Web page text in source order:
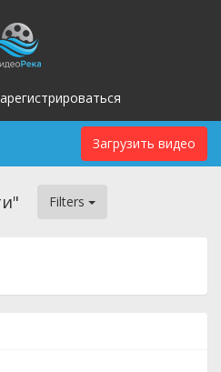
Загрузить видео
Filters